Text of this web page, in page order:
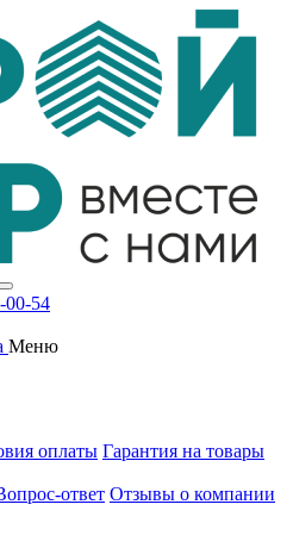
00-54
Меню
оплаты Гарантия на товары
ответ Отзывы о компании